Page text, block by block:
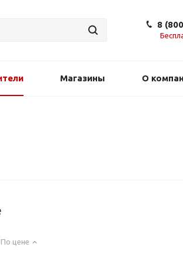
8
Магазины О
По цене